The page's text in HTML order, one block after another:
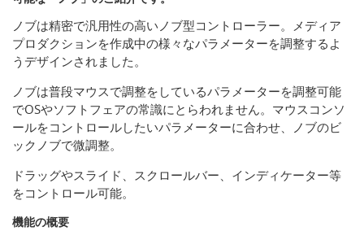
ノブは精密で汎用性の高いノブ型コントローラー。メディア
プロダクションを作成中の様々なパラメーターを調整するよ
うデザインされました。
ノブは普段マウスで調整をしているパラメーターを調整可能
でOSやソフトフェアの常識にとらわれません。マウスコンソ
ールをコントロールしたいパラメーターに合わせ、ノブのビ
ックノブで微調整。
ドラッグやスライド、スクロールバー、インディケーター等
をコントロール可能。
機能の概要